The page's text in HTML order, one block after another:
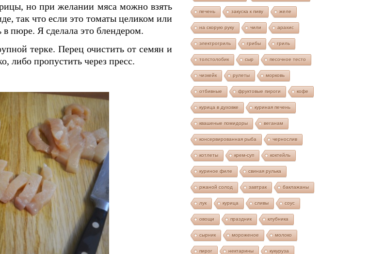
но при желании мяса можно взять
так что если это томаты целиком или
пюре. Я сделала это блендером.
терке. Перец очистить от семян и
либо пропустить через пресс.
печень закуска к пиву желе
на скорую руку чили арахис
электрогриль грибы гриль
толстолобик сыр песочное тесто
чизкейк рулеты морковь
отбивные фруктовые пироги кофе
курица в духовке куриная печень
квашеные помидоры веганам
консервированная рыба чернослив
котлеты крем-суп коктейль
куриное филе свиная рулька
ржаной солод завтрак баклажаны
лук курица сливы соус
овощи праздник клубника
сырник мороженое молоко
пирог нектарины кукуруза